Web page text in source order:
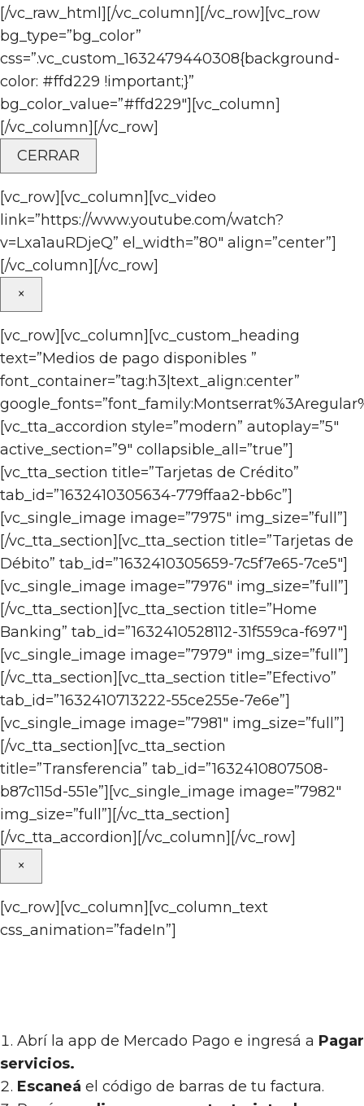
[/vc_raw_html][/vc_column][/vc_row][vc_row
bg_type=”bg_color”
css=”.vc_custom_1632479440308{background-
color: #ffd229 !important;}”
bg_color_value=”#ffd229″][vc_column]
[/vc_column][/vc_row]
CERRAR
[vc_row][vc_column][vc_video
link=”https://www.youtube.com/watch?
v=Lxa1auRDjeQ” el_width=”80″ align=”center”]
[/vc_column][/vc_row]
×
[vc_row][vc_column][vc_custom_heading
text=”Medios de pago disponibles ”
font_container=”tag:h3|text_align:center”
[vc_tta_accordion style=”modern” autoplay=”5″
active_section=”9″ collapsible_all=”true”]
[vc_tta_section title=”Tarjetas de Crédito”
tab_id=”1632410305634-779ffaa2-bb6c”]
[vc_single_image image=”7975″ img_size=”full”]
[/vc_tta_section][vc_tta_section title=”Tarjetas de
Débito” tab_id=”1632410305659-7c5f7e65-7ce5″]
[vc_single_image image=”7976″ img_size=”full”]
[/vc_tta_section][vc_tta_section title=”Home
Banking” tab_id=”1632410528112-31f559ca-f697″]
[vc_single_image image=”7979″ img_size=”full”]
[/vc_tta_section][vc_tta_section title=”Efectivo”
tab_id=”1632410713222-55ce255e-7e6e”]
[vc_single_image image=”7981″ img_size=”full”]
[/vc_tta_section][vc_tta_section
title=”Transferencia” tab_id=”1632410807508-
b87c115d-551e”][vc_single_image image=”7982″
img_size=”full”][/vc_tta_section]
[/vc_tta_accordion][/vc_column][/vc_row]
×
[vc_row][vc_column][vc_column_text
css_animation=”fadeIn”]
Abrí la app de Mercado Pago e ingresá a Pagar
servicios.
Escaneá el código de barras de tu factura.